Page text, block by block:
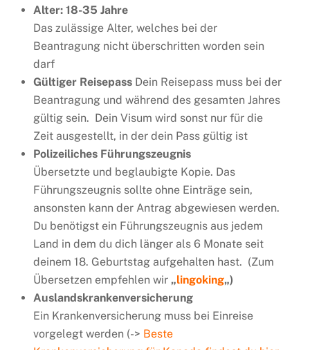
Alter: 18-35 Jahre
Das zulässige Alter, welches bei der
Beantragung nicht überschritten worden sein
darf
Gültiger Reisepass Dein Reisepass muss bei der
Beantragung und während des gesamten Jahres
gültig sein. Dein Visum wird sonst nur für die
Zeit ausgestellt, in der dein Pass gültig ist
Polizeiliches Führungszeugnis
Übersetzte und beglaubigte Kopie. Das
Führungszeugnis sollte ohne Einträge sein,
ansonsten kann der Antrag abgewiesen werden.
Du benötigst ein Führungszeugnis aus jedem
Land in dem du dich länger als 6 Monate seit
deinem 18. Geburtstag aufgehalten hast. (Zum
Übersetzen empfehlen wir „lingoking„)
Auslandskrankenversicherung
Ein Krankenversicherung muss bei Einreise
vorgelegt werden (-> Beste